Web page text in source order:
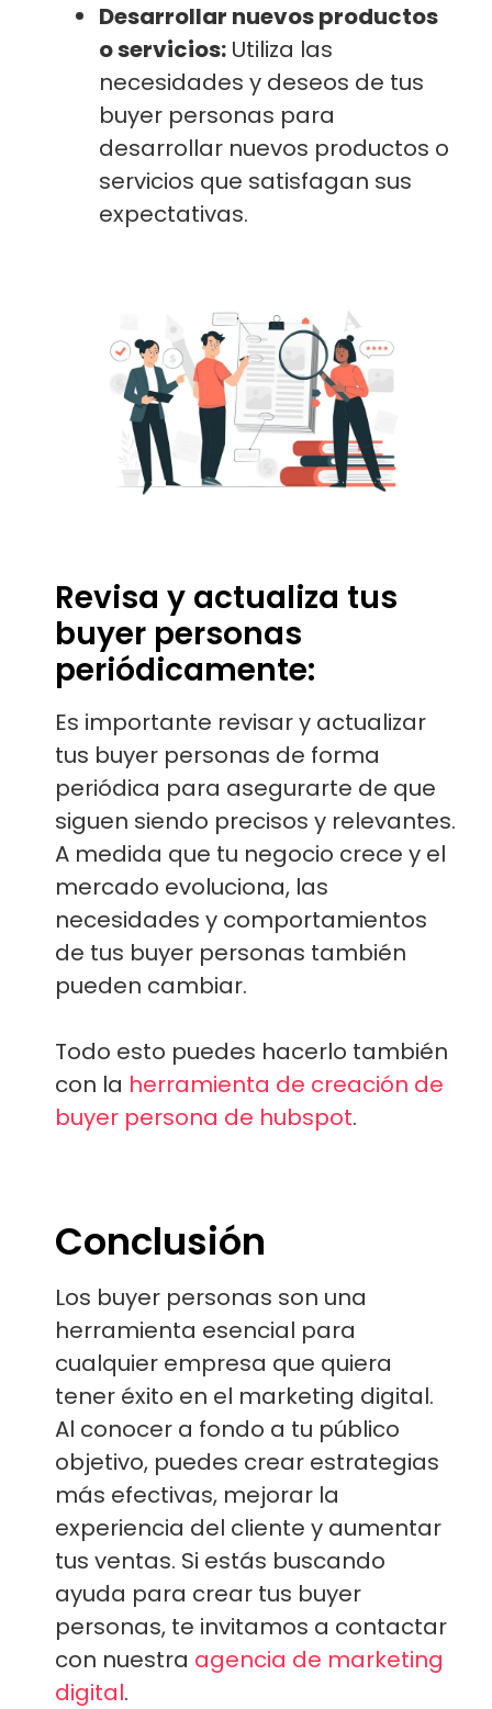
Desarrollar nuevos productos
o servicios: Utiliza las
necesidades y deseos de tus
buyer personas para
desarrollar nuevos productos o
servicios que satisfagan sus
expectativas.
Revisa y actualiza tus
buyer personas
periódicamente:
Es importante revisar y actualizar
tus buyer personas de forma
periódica para asegurarte de que
siguen siendo precisos y relevantes.
A medida que tu negocio crece y el
mercado evoluciona, las
necesidades y comportamientos
de tus buyer personas también
pueden cambiar.
Todo esto puedes hacerlo también
con la herramienta de creación de
buyer persona de hubspot.
Conclusión
Los buyer personas son una
herramienta esencial para
cualquier empresa que quiera
tener éxito en el marketing digital.
Al conocer a fondo a tu público
objetivo, puedes crear estrategias
más efectivas, mejorar la
experiencia del cliente y aumentar
tus ventas. Si estás buscando
ayuda para crear tus buyer
personas, te invitamos a contactar
con nuestra agencia de marketing
digital.